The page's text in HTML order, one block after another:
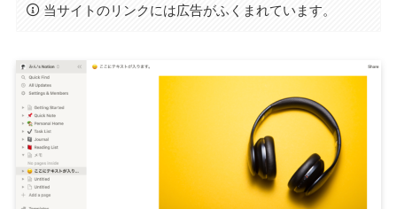
当サイトのリンクには広告がふくまれています。